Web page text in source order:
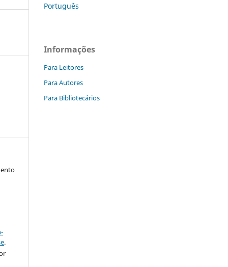
.
Português
Informações
Para Leitores
Para Autores
Para Bibliotecários